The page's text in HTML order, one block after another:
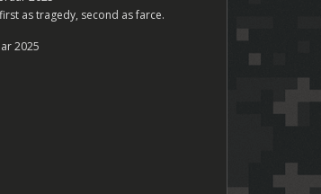
as tragedy, second as farce.
2025